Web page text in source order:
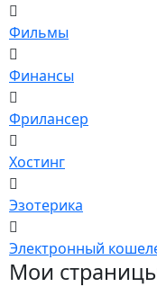
Фильмы
Финансы
Фрилансер
Хостинг
Эзотерика
Электронный
Мои